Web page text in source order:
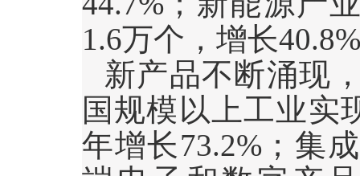
1.6万个，增长40.8%
新产品不断涌现
国规模以上工业实
年增长73.2% ；集